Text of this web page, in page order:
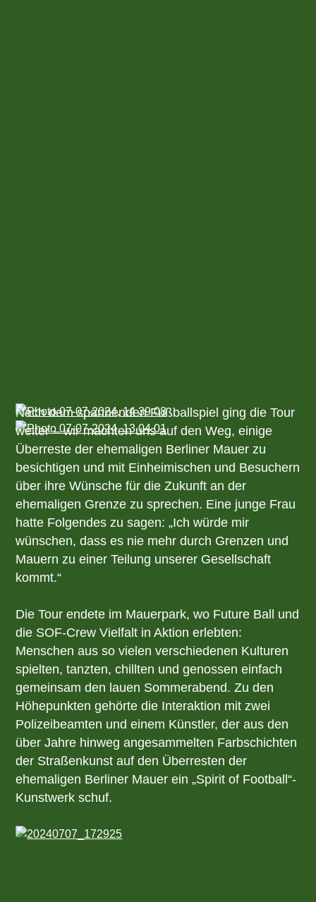
Nach dem spannenden Fußballspiel ging die Tour
weiter – wir machten uns auf den Weg, einige
Überreste der ehemaligen Berliner Mauer zu
besichtigen und mit Einheimischen und Besuchern
über ihre Wünsche für die Zukunft an der
ehemaligen Grenze zu sprechen. Eine junge Frau
hatte Folgendes zu sagen: „Ich würde mir
wünschen, dass es nie mehr durch Grenzen und
Mauern zu einer Teilung unserer Gesellschaft
kommt.“
Die Tour endete im Mauerpark, wo Future Ball und
die SOF-Crew Vielfalt in Aktion erlebten:
Menschen aus so vielen verschiedenen Kulturen
spielten, tanzten, chillten und genossen einfach
gemeinsam den lauen Sommerabend. Zu den
Höhepunkten gehörte die Interaktion mit zwei
Polizeibeamten und einem Künstler, der aus den
über Jahre hinweg angesammelten Farbschichten
der Straßenkunst auf den Überresten der
ehemaligen Berliner Mauer ein „Spirit of Football“-
Kunstwerk schuf.